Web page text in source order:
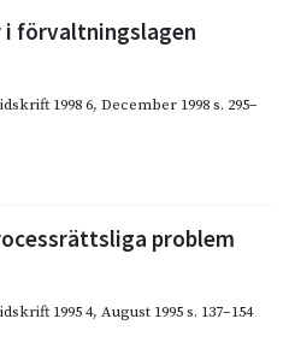
i förvaltningslagen
1998 6, December 1998s. 295–
problem
1995 4, August 1995s. 137–154